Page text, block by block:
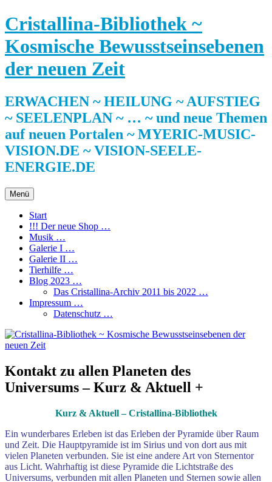
Zum
Inhalt
springen
Cristallina-Bibliothek ~
Kosmische Bewusstseinsebenen
der neuen Zeit
ERWACHEN ~ HEILUNG ~ AUFSTIEG
~ SEELENPLAN ~ … ~ und neue Themen
auf neuen Portalen ~ MYERIC-MUSIC-
VISION.DE ~ VISION-SEELE-
ENERGIE.DE
Menü
Start
!!! Der neue Shop …
Musik …
Galerie I …
Galerie II …
Tierhilfe …
Blog 2023 …
Das Cristallina-Archiv 2011 bis 2022 …
Impressum …
Datenschutz …
Kontakt zu allen Planeten des
Universums – Kurz & Aktuell +
Kurz & Aktuell – Cristallina-Bibliothek
Ein wunderbares Erleben ist das Erleben der Pyramide über Raum
und Zeit. Die Hauptpyramide ist im Sirius und von dort aus mit
vielen Planeten verbunden. Sie ist eine andere Art von Sternentor
aus Licht. Wahrhaftig ist diese Pyramide die Lichtstraße des
Universums, verbunden mit allen Planeten und Sternen sowie allen